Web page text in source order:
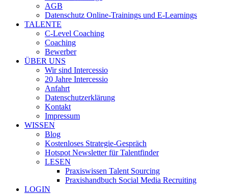
AGB
Datenschutz Online-Trainings und E-Learnings
TALENTE
C-Level Coaching
Coaching
Bewerber
ÜBER UNS
Wir sind Intercessio
20 Jahre Intercessio
Anfahrt
Datenschutzerklärung
Kontakt
Impressum
WISSEN
Blog
Kostenloses Strategie-Gespräch
Hotspot Newsletter für Talentfinder
LESEN
Praxiswissen Talent Sourcing
Praxishandbuch Social Media Recruiting
LOGIN